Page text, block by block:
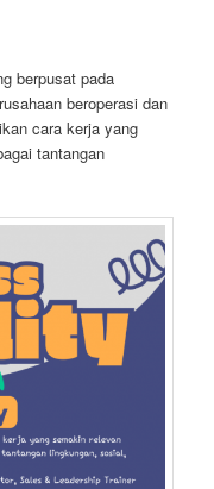
berpusat pada
beroperasi dan
cara kerja yang
tantangan